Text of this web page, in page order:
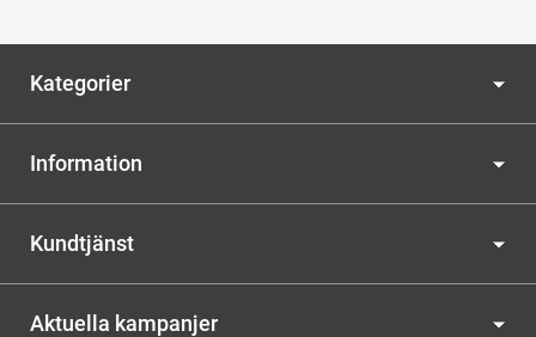
Kategorier
Information
Kundtjänst
Aktuella kampanjer